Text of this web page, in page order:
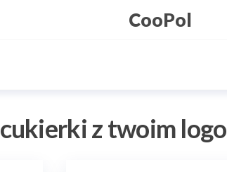
CooPol
cukierki z twoim logo